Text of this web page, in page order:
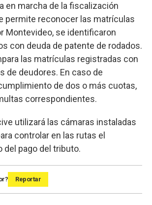
en marcha de la fiscalización
permite reconocer las matrículas
Montevideo, se identificaron
con deuda de patente de rodados.
las matrículas registradas con
de deudores. En caso de
de dos o más cuotas,
correspondientes.
utilizará las cámaras instaladas
controlar en las rutas el
pago del tributo.
Reportar